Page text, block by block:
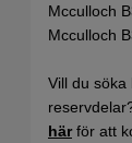
Mcculloch
Mcculloch
Vill du söka
härför att